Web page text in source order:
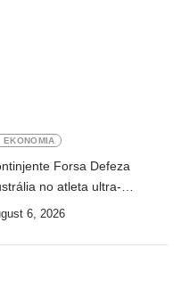
EKONOMIA
Forsa Defeza
no atleta ultra-
Jacqui Bell partisipa
6, 2026